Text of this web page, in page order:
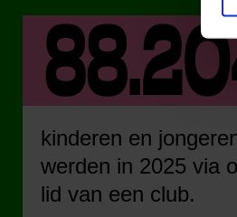
kinderen en
werden in 2025 via
lid van een club.